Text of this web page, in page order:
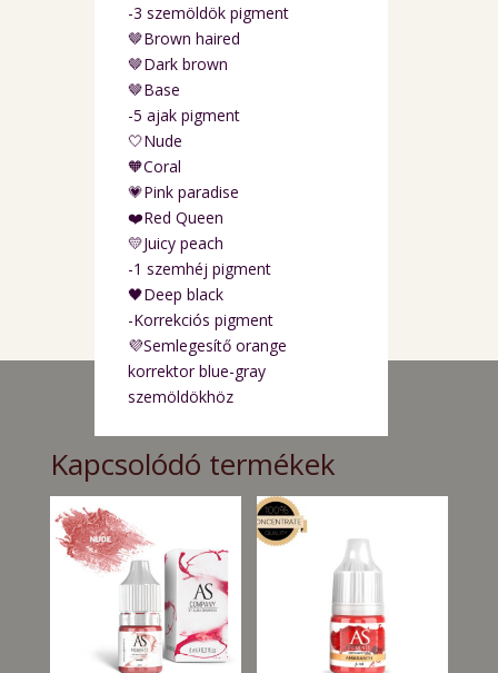
-3 szemöldök pigment
🤎Brown haired
🤎Dark brown
🤎Base
-5 ajak pigment
🤍Nude
🧡Coral
💗Pink paradise
❤️Red Queen
💛Juicy peach
-1 szemhéj pigment
🖤Deep black
-Korrekciós pigment
💜Semlegesítő orange
korrektor blue-gray
szemöldökhöz
Kapcsolódó termékek